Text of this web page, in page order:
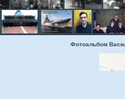
Фотоальбом